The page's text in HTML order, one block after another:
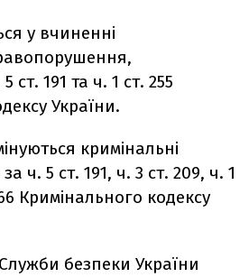
у вчиненні
ст. 191 та ч. 1 ст. 255
України.
кримінальні
ч. 5 ст. 191, ч. 3 ст. 209, ч. 1
Кримінального кодексу
безпеки України